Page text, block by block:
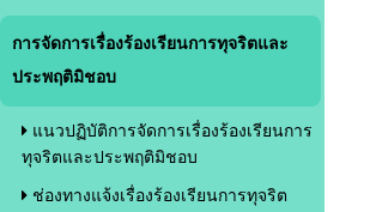
การจัดการเรื่องร้องเรียนการทุจริตและ
ประพฤติมิชอบ
แนวปฏิบัติการจัดการเรื่องร้องเรียนการ
ทุจริตและประพฤติมิชอบ
ช่องทางแจ้งเรื่องร้องเรียนการทุจริต